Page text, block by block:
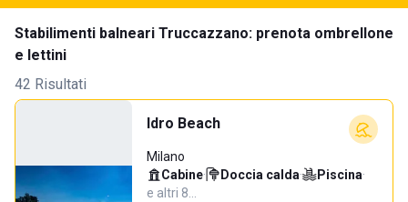
Stabilimenti balneari Truccazzano: prenota ombrellone
e lettini
42 Risultati
Idro Beach
Milano
Cabine· Doccia calda· Piscina·
e altri 8…